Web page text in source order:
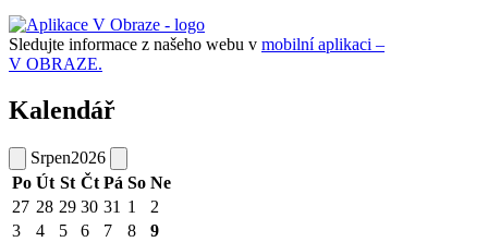
Sledujte informace z našeho webu v mobilní aplikaci –
V OBRAZE.
Kalendář
Srpen2026
Po Út St Čt Pá So Ne
27 28 29 30 31 1
2
3
4 5 6 7 8
9